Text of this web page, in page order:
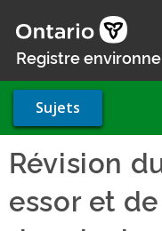
au
contenu
Registre
Sujets
Révision
essor et